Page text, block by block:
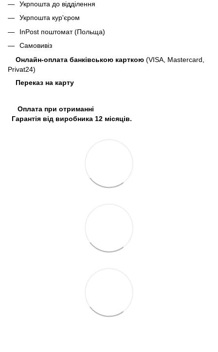
Укрпошта до відділення
Укрпошта кур'єром
InPost поштомат (Польща)
Самовивіз
Онлайн-оплата банківською карткою (VISA, Mastercard,
Privat24)
Переказ на карту
Оплата при отриманні
Гарантія від виробника 12 місяців.